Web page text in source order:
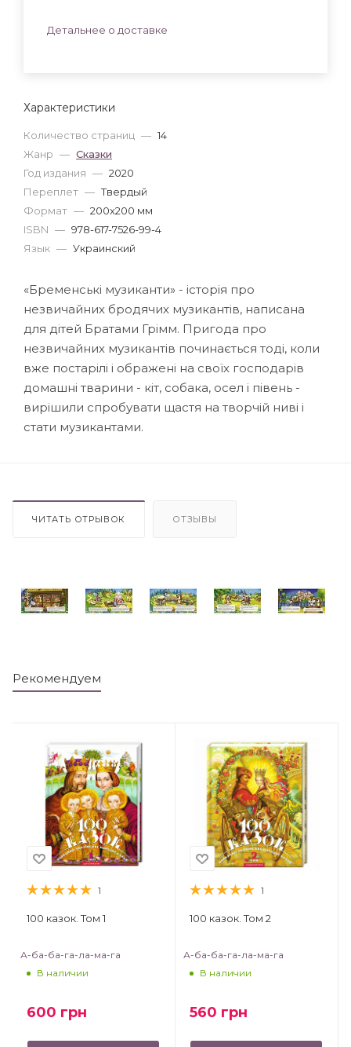
Характеристики
Количество страниц — 14
Жанр — Сказки
Год издания — 2020
Переплет — Твердый
Формат — 200x200 мм
ISBN — 978-617-7526-99-4
Язык — Украинский
Детальнее о доставке
«Бременські музиканти» - історія про
незвичайних бродячих музикантів, написана
для дітей Братами Грімм. Пригода про
незвичайних музикантів починається тоді, коли
вже постарілі і ображені на своїх господарів
домашні тварини - кіт, собака, осел і півень -
вирішили спробувати щастя на творчій ниві і
стати музикантами.
ЧИТАТЬ ОТРЫВОК ОТЗЫВЫ
Рекомендуем
1
100 казок. Том 1
А-ба-ба-га-ла-ма-га
В наличии
600 грн
1
100 казок. Том 2
А-ба-ба-га-ла-ма-га
В наличии
560 грн